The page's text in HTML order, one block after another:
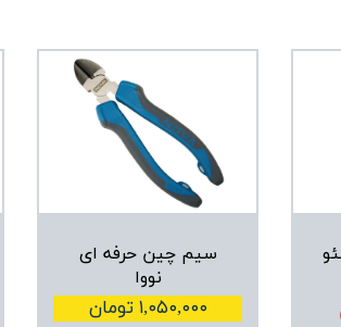
سیم چین حرفه ای
نووا
۱,۰۵۰,۰۰۰ تومان